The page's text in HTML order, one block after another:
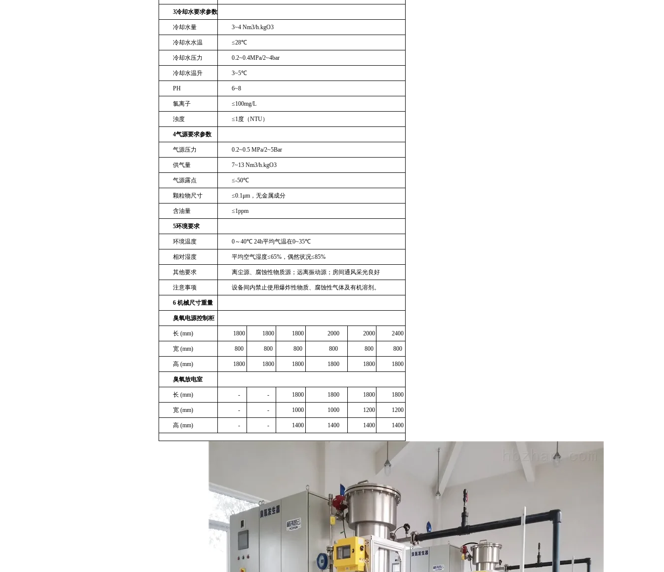
3冷却水要求参数
冷却水量 3~4 Nm3/h.kgO3
冷却水水温 ≤28℃
冷却水压力 0.2~0.4MPa/2~4bar
冷却水温升 3~5℃
PH 6~8
氯离子 ≤100mg/L
浊度 ≤1度（NTU）
4气源要求参数
气源压力 0.2~0.5 MPa/2~5Bar
供气量 7~13 Nm3/h.kgO3
气源露点 ≤-50℃
颗粒物尺寸 ≤0.1μm ，无金属成分
含油量 ≤1ppm
5环境要求
环境温度 0～40℃ 24h平均气温在0~35℃
相对湿度 平均空气湿度≤65% ，偶然状况≤85%
其他要求 离尘源、腐蚀性物质源；远离振动源；房间通风采光良好
注意事项 设备间内禁止使用爆炸性物质、腐蚀性气体及有机溶剂。
6 机械尺寸重量
臭氧电源控制柜
长 (mm) 1800 1800 1800 2000 2000 2400
宽 (mm) 800 800 800 800 800 800
高 (mm) 1800 1800 1800 1800 1800 1800
臭氧放电室
长 (mm) - - 1800 1800 1800 1800
宽 (mm) - - 1000 1000 1200 1200
高 (mm) - - 1400 1400 1400 1400